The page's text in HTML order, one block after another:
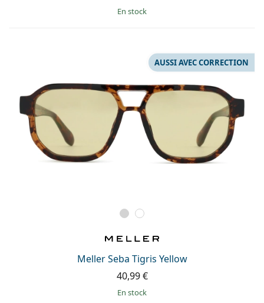
en stock
Meller Seba Tigris Yellow
AUSSI AVEC CORRECTION
40,99 €
en stock